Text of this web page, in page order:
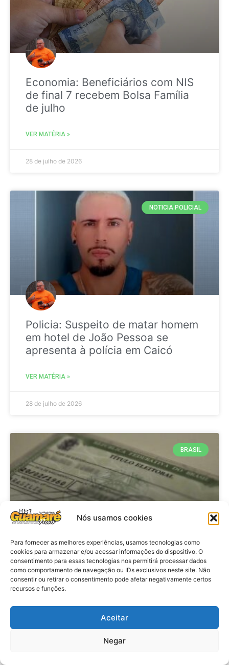
Nós usamos cookies
Para fornecer as melhores experiências, usamos tecnologias como
cookies para armazenar e/ou acessar informações do dispositivo. O
consentimento para essas tecnologias nos permitirá processar dados
como comportamento de navegação ou IDs exclusivos neste site. Não
consentir ou retirar o consentimento pode afetar negativamente certos
recursos e funções.
Aceitar
Negar
Economia: Beneficiários com NIS
de final 7 recebem Bolsa Família
de julho
VER MATÉRIA »
28 de julho de 2026
NOTICIA POLICIAL
Policia: Suspeito de matar homem
em hotel de João Pessoa se
apresenta à polícia em Caicó
VER MATÉRIA »
28 de julho de 2026
BRASIL
Brasil: Policia Federal investiga
753 casos de crimes eleitorais
antes das eleições